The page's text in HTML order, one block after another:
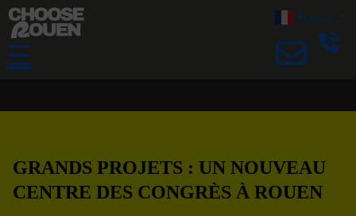
☰
French
GRANDS PROJETS : UN NOUVEAU
CENTRE DES CONGRÈS À ROUEN